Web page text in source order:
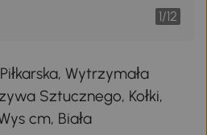
1/12
Wytrzymała
Sztucznego, Kołki,
cm, Biała